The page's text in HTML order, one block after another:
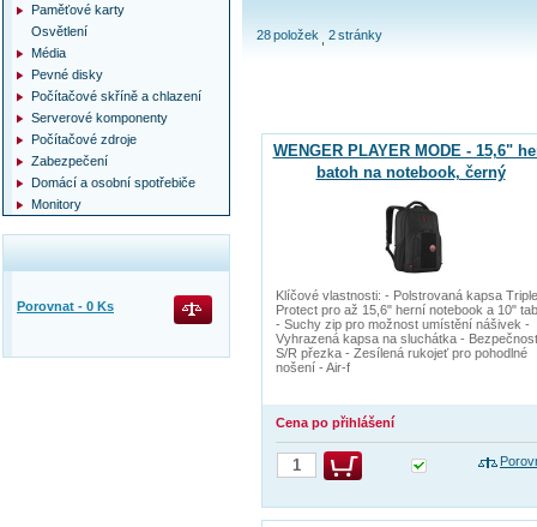
28položek 2stránky
WENGER PLAYER MODE - 15,6"
batoh na notebook, černý
Klíčové vlastnosti: - Polstrovaná kapsa Triple
Protect pro až 15,6" herní notebook a 10"
- Suchy zip pro možnost umístění nášivek -
Vyhrazená kapsa na sluchátka -
S/R přezka - Zesílená rukojeť pro pohodlné
nošení - Air-f
Cena po přihlášení
Paměťové karty
Osvětlení
Média
Pevné disky
Počítačové skříně a chlazení
Serverové komponenty
Počítačové zdroje
Zabezpečení
Domácí a osobní spotřebiče
Monitory
Porovnat - 0 Ks